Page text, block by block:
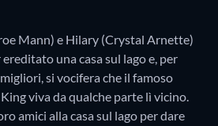
Mann) e Hilary (Crystal Arnette)
una casa sul lago e, per
si vocifera che il famoso
viva da qualche parte lì vicino.
amici alla casa sul lago per dare